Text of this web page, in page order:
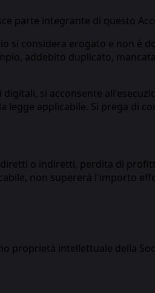
parte integrante di questo
si considera erogato e non è
addebito duplicato,
si acconsente
legge applicabile. Si prega di
o indiretti, perdita di
non supererà l'importo
intellettuale della